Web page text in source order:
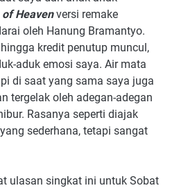
Heavenversi remake
oleh Hanung Bramantyo.
kredit penutup muncul,
aduk emosi saya. Air mata
di saat yang sama saya juga
tergelak oleh adegan-adegan
Rasanya seperti diajak
sederhana, tetapi sangat
ulasan singkat ini untuk Sobat